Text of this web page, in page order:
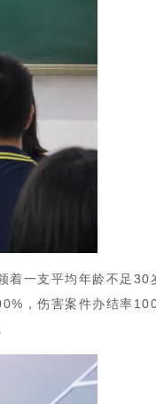
一支平均年龄不足30
，伤害案件办结率